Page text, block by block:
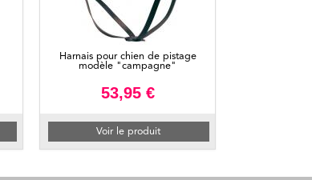
Harnais pour chien de pistage
modèle "campagne"
53,95 €
Voir le produit